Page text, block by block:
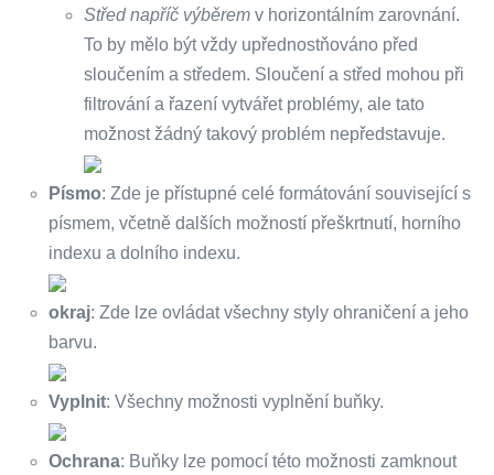
Střed napříč výběrem v horizontálním zarovnání.
To by mělo být vždy upřednostňováno před
sloučením a středem. Sloučení a střed mohou při
filtrování a řazení vytvářet problémy, ale tato
možnost žádný takový problém nepředstavuje.
Písmo: Zde je přístupné celé formátování související s
písmem, včetně dalších možností přeškrtnutí, horního
indexu a dolního indexu.
okraj: Zde lze ovládat všechny styly ohraničení a jeho
barvu.
Vyplnit: Všechny možnosti vyplnění buňky.
Ochrana: Buňky lze pomocí této možnosti zamknout